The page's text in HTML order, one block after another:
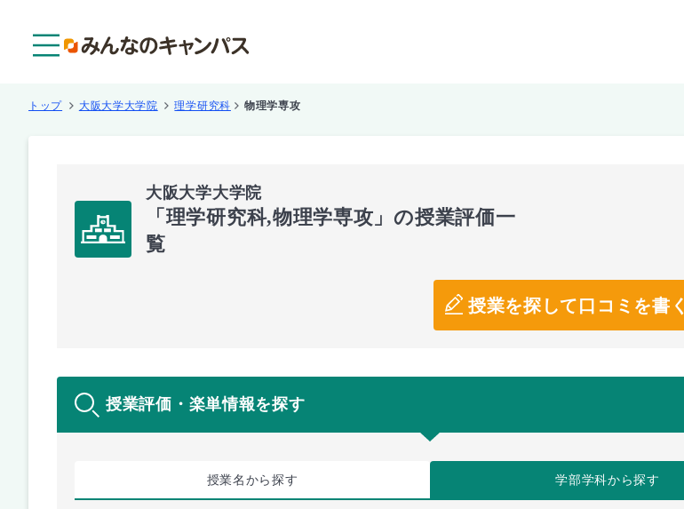
トップ 大阪大学大学院 理学研究科 物理学専攻
大阪大学大学院
「理学研究科,物理学専攻」の授業評価一
覧
授業を探して口コミを書く
授業評価・楽単情報を探す
授業名から探す 学部学科から探す